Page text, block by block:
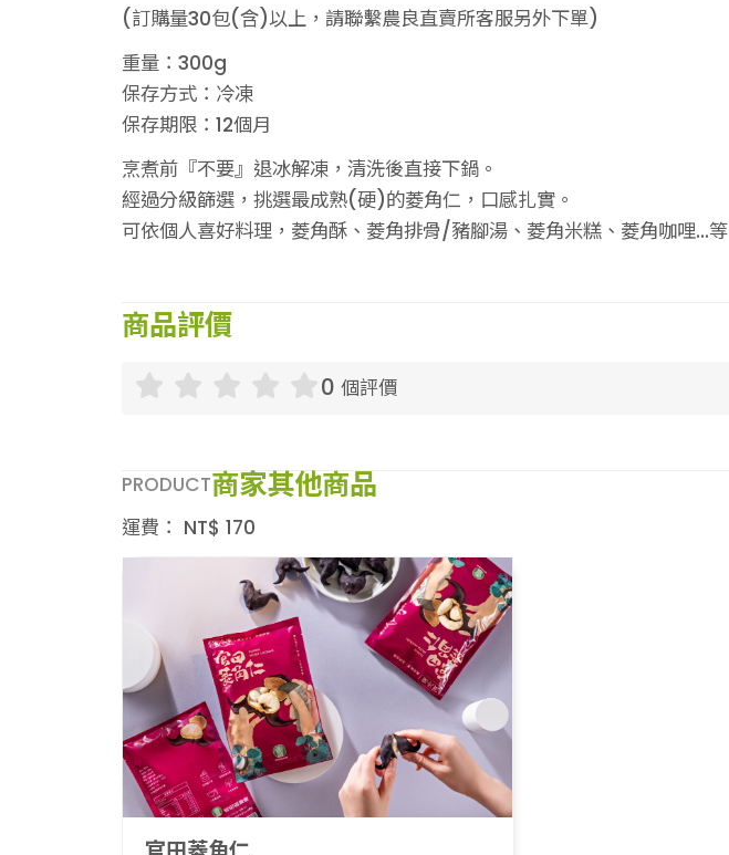
(訂購量30包(含)以上，請聯繫農良直賣所客服另外下單)
重量：300g
保存方式：冷凍
保存期限：12個月
烹煮前『不要』退冰解凍，清洗後直接下鍋。
經過分級篩選，挑選最成熟(硬)的菱角仁，口感扎實。
可依個人喜好料理，菱角酥、菱角排骨/豬腳湯、菱角米糕、菱角咖哩...等
商品評價
0 個評價
PRODUCT商家其他商品
運費： NT$ 170